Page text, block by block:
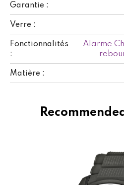
Garantie :
Verre :
Fonctionnalités
:
Alarme
Matière :